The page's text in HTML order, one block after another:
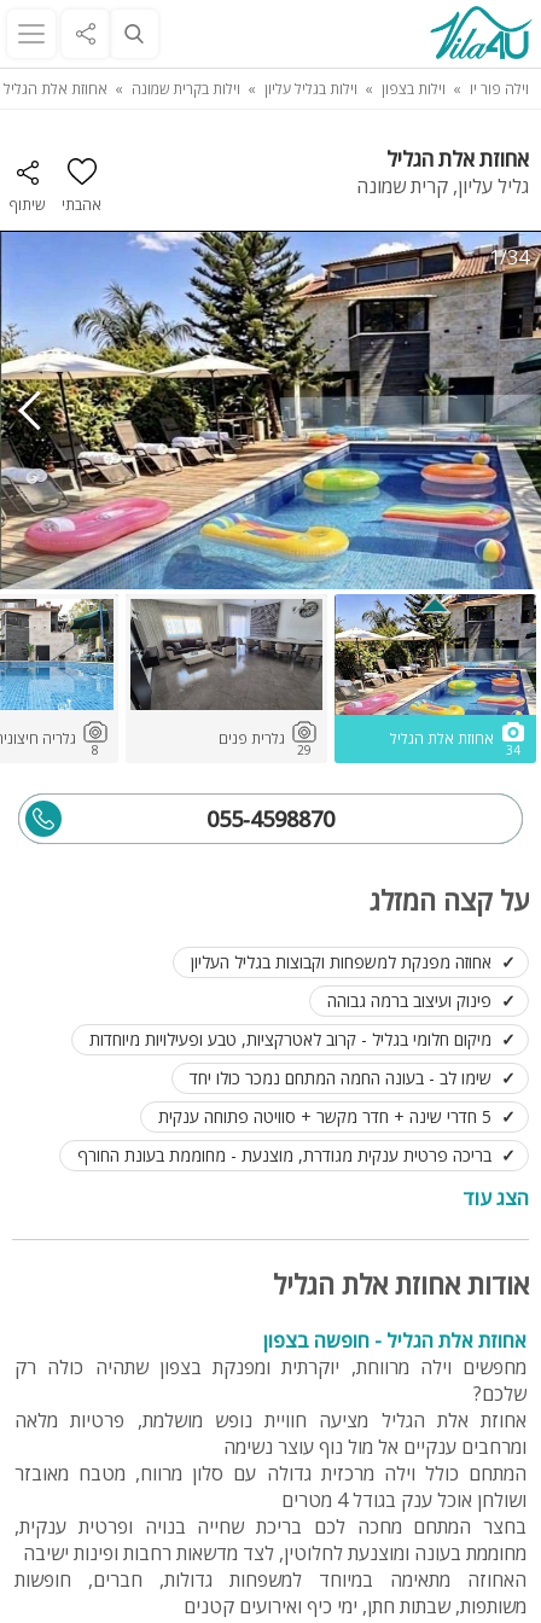
וילה פור יו וילות בצפון וילות בגליל עליון וילות בקרית שמונה אחוזת אלת הגליל
אחוזת אלת הגליל
גליל עליון, קרית שמונה
אהבתי שיתוף
1/34
34
אחוזת אלת הגליל
29
גלרית פנים
8
גלריה
055-4598870
על קצה המזלג
אחוזה מפנקת למשפחות וקבוצות בגליל העליון
פינוק ועיצוב ברמה גבוהה
מיקום חלומי בגליל - קרוב לאטרקציות, טבע ופעילויות מיוחדות
שימו לב - בעונה החמה המתחם נמכר כולו יחד
5 חדרי שינה + חדר מקשר + סוויטה פתוחה ענקית
בריכה פרטית ענקית מגודרת, מוצנעת - מחוממת בעונת החורף
חצר רחבה ומדשאות ירוקות
פינות ישיבה ושיזוף
מרפסות פרטיות בסוויטות
תאורת גן קסומה - אווירה לילית מרהיבה
לינה עד 25 אורחים בכל המתחם, ועד 60 לאירועים קטנים
הצג עוד
אודות אחוזת אלת הגליל
אחוזת אלת הגליל - חופשה בצפון
מחפשים וילה מרווחת, יוקרתית ומפנקת בצפון שתהיה כולה רק
שלכם?
אחוזת אלת הגליל מציעה חוויית נופש מושלמת, פרטיות מלאה
ומרחבים ענקיים אל מול נוף עוצר נשימה
המתחם כולל וילה מרכזית גדולה עם סלון מרווח, מטבח מאובזר
ושולחן אוכל ענק בגודל 4 מטרים
בחצר המתחם מחכה לכם בריכת שחייה בנויה ופרטית ענקית,
מחוממת בעונה ומוצנעת לחלוטין, לצד מדשאות רחבות ופינות ישיבה
האחוזה מתאימה במיוחד למשפחות גדולות, חברים, חופשות
משותפות, שבתות חתן, ימי כיף ואירועים קטנים